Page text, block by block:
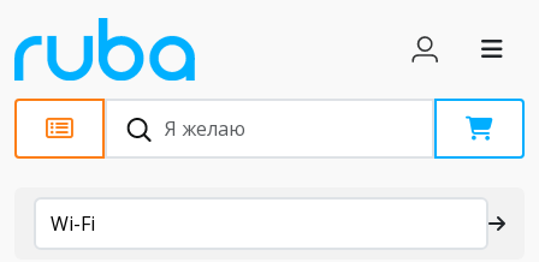
Каталог
Wi-Fi